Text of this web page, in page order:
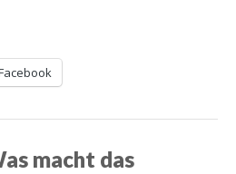
macht das